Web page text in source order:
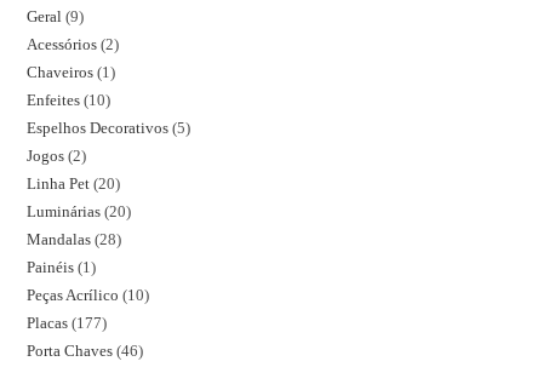
Geral 9
Acessórios 2
Chaveiros 1
Enfeites 10
Espelhos Decorativos 5
Jogos 2
Linha Pet 20
Luminárias 20
Mandalas 28
Painéis 1
Peças Acrílico 10
Placas 177
Porta Chaves 46